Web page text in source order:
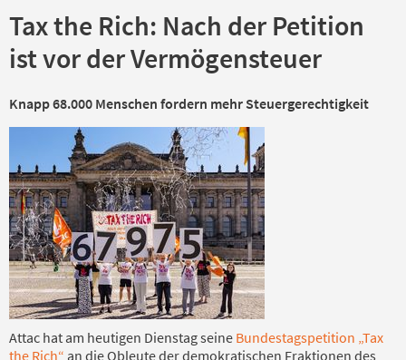
Tax the Rich: Nach der Petition
ist vor der Vermögensteuer
Knapp 68.000 Menschen fordern mehr Steuergerechtigkeit
Attac hat am heutigen Dienstag seine Bundestagspetition „Tax
the Rich“ an die Obleute der demokratischen Fraktionen des